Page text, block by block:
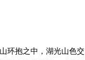
环抱之中，湖光山色交